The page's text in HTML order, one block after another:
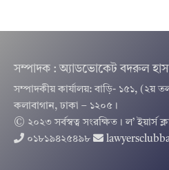
সম্পাদক : অ্যাডভোকেট বদরুল
সম্পাদকীয় কার্যালয়: বাড়ি- ১৫১, (২য়
কলাবাগান, ঢাকা – ১২০৫।
© ২০২৩ সর্বস্বত্ব সংরক্ষিত । ল’ ইয়ার্স
০১৮১৯৪২৫৪৯৮